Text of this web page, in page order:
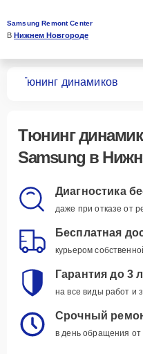
Samsung Remont Center
В Нижнем Новгороде
Тюнинг динамиков
Тюнинг
Samsung в
Диагностика
даже при отказе от
Бесплатная
курьером
Гарантия до 3
на все виды работ и
Срочный
в день обращения от